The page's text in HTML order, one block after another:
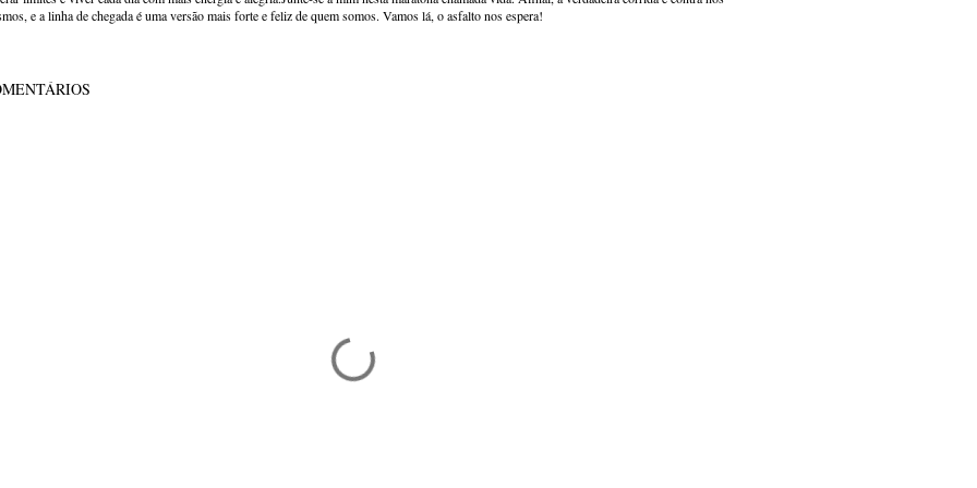
e a linha de chegada é uma versão mais forte e feliz de quem somos. Vamos lá, o asfalto nos espera!